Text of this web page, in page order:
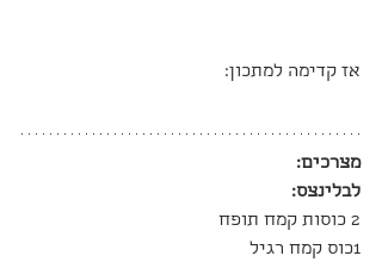
אז קדימה למתכון:
מצרכים:
לבלינצס:
2 כוסות קמח תופח
1כוס קמח רגיל